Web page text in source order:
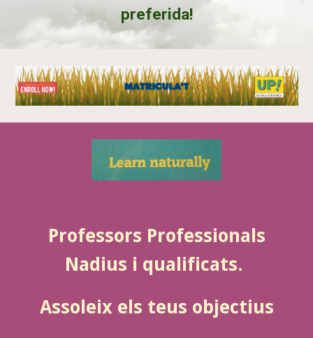
preferida!
Professors Professionals
Nadius i qualificats.
Assoleix els teus objectius